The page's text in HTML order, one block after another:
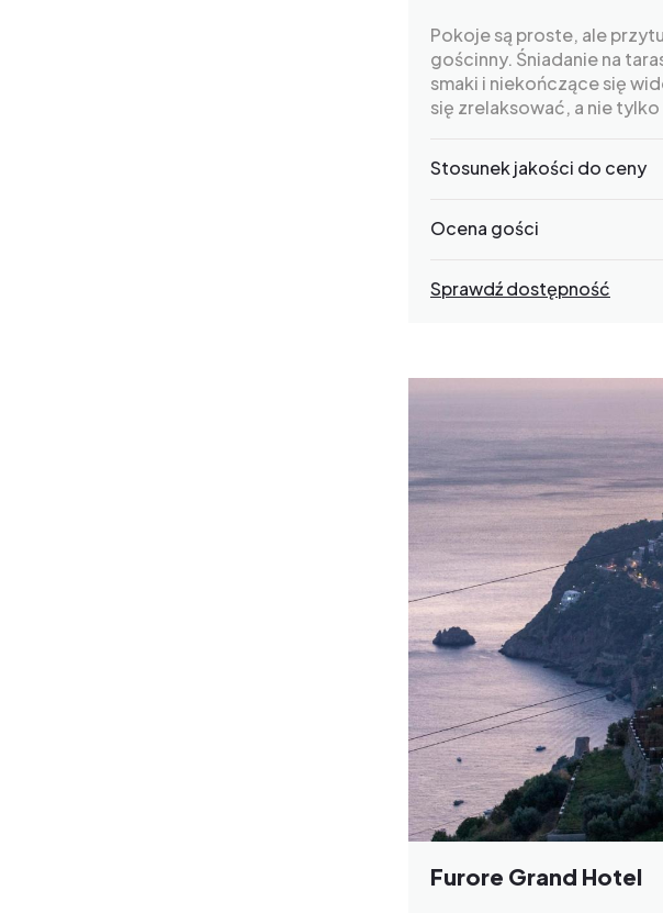
Pokoje są proste, ale
gościnny. Śniadanie na
smaki i niekończące się
się zrelaksować, a nie
Stosunek jakości do ceny
Ocena gości
Sprawdź dostępność
Furore Grand Hotel